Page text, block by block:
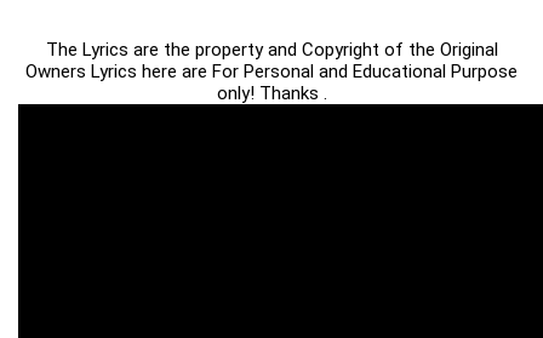
The Lyrics are the property and Copyright of the Original
Owners Lyrics here are For Personal and Educational Purpose
only! Thanks .